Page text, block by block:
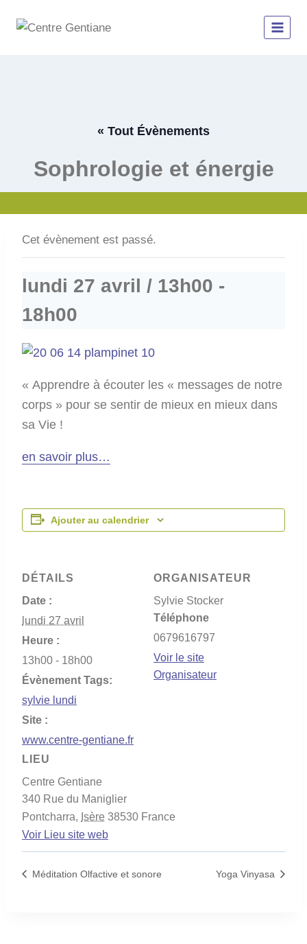
« Tout Évènements
Sophrologie et énergie
Cet évènement est passé.
lundi 27 avril / 13h00 -
18h00
« Apprendre à écouter les « messages de notre
corps » pour se sentir de mieux en mieux dans
sa Vie !
en savoir plus…
Ajouter au calendrier
DÉTAILS
Date :
lundi 27 avril
Heure :
13h00 - 18h00
Évènement Tags:
sylvie lundi
Site :
www.centre-gentiane.fr
LIEU
Centre Gentiane
340 Rue du Maniglier
Pontcharra, Isère 38530 France
Voir Lieu site web
ORGANISATEUR
Sylvie Stocker
Téléphone
0679616797
Voir le site
Organisateur
Méditation Olfactive et sonore Yoga Vinyasa